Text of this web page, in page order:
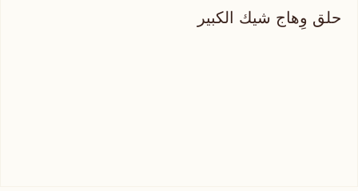
حلق وِهاج شيك الكبير